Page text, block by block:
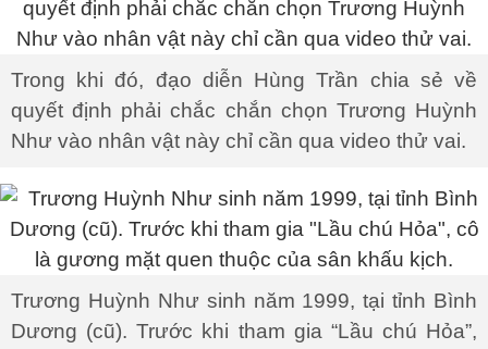
Trong khi đó, đạo diễn Hùng Trần chia sẻ về
quyết định phải chắc chắn chọn Trương Huỳnh
Như vào nhân vật này chỉ cần qua video thử vai.
Trương Huỳnh Như sinh năm 1999, tại tỉnh Bình
Dương (cũ). Trước khi tham gia “Lầu chú Hỏa”,